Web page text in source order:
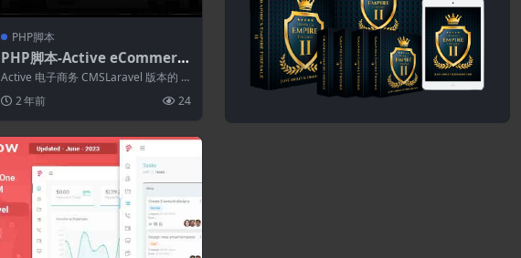
PHP脚本
PHP脚本-Active eCommerc
e Seller App 2.7.0 (Active e
Commerce CMS拓展)
Active 电子商务 CMSLaravel 版本的 A
2 年前 24